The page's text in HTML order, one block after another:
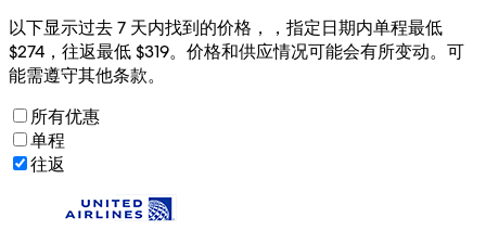
以下显示过去 7 天内找到的价格，，指定日期内单程最低
$274，往返最低 $319。价格和供应情况可能会有所变动。可
能需遵守其他条款。
所有优惠
单程
往返